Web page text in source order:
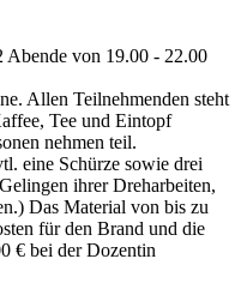
Abende von 19.00 - 22.00
Allen Teilnehmenden steht
Tee und Eintopf
nehmen teil.
eine Schürze sowie drei
ihrer Dreharbeiten,
Das Material von bis zu
für den Brand und die
€ bei der Dozentin